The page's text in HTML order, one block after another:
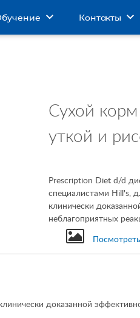
Контакты
Сухой
уткой и
Prescription Diet d/d
специалистами Hill's,
клинически
неблагоприятных
доказанной